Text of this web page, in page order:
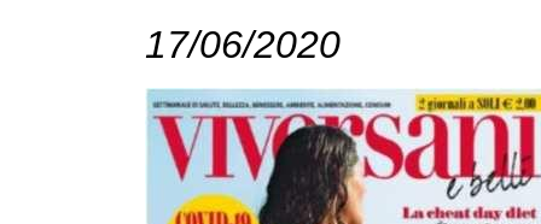
17/06/2020